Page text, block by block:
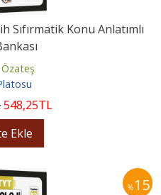
Sıfırmatik Konu Anlatımlı
548,25TL
Ekle
%15